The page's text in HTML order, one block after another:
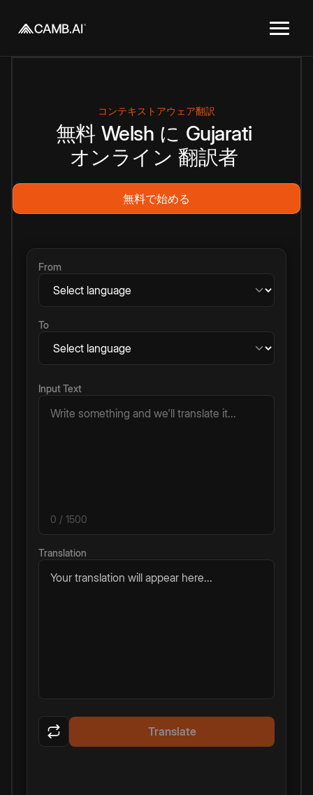
コンテキストアウェア翻訳
無料 Welsh に Gujarati
オンライン 翻訳者
無料で始める
From
To
Input Text
0 / 1500
Translation
Your translation will appear here...
Translate